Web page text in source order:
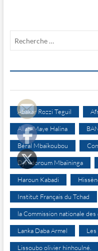
voulant
Abakar Rozzi Teguil
Allah-Maye Halina
Béral Mbaïkoubou
Djéndoroum Mbaïninga
Haroun Kabadi
Institut Français du Tchad
la Commission nationale des
Lanka Daba Armel
Lissoubo olivier hinhoulné.